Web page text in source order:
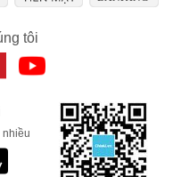
tôi
nhiều